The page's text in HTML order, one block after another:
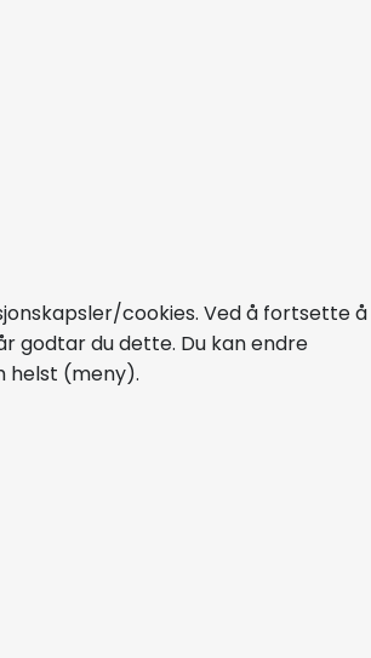
cookies. Ved å fortsette å
godtar du dette. Du kan endre
helst (meny).